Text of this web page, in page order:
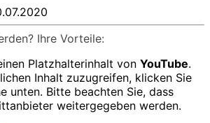
Ihre Vorteile:
Platzhalterinhalt von YouTube.
Inhalt zuzugreifen, klicken Sie
unten. Bitte beachten Sie, dass
weitergegeben werden.